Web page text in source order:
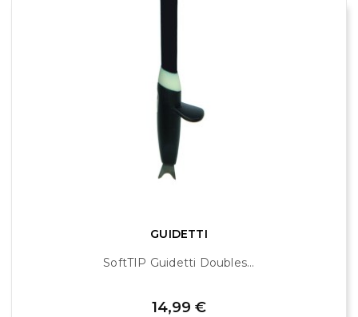
GUIDETTI
SoftTIP Guidetti Doubles...
Prix
14,99 €